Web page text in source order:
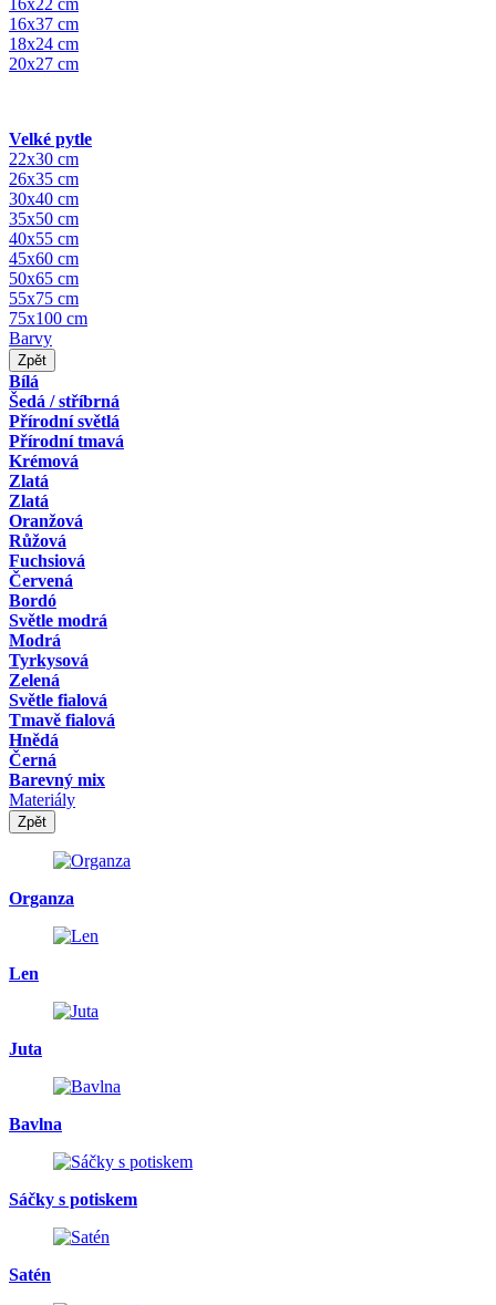
16x22 cm
16x37 cm
18x24 cm
20x27 cm
Velké pytle
22x30 cm
26x35 cm
30x40 cm
35x50 cm
40x55 cm
45x60 cm
50x65 cm
55x75 cm
75x100 cm
Barvy
Zpět
Bílá
Šedá / stříbrná
Přírodní světlá
Přírodní tmavá
Krémová
Zlatá
Zlatá
Oranžová
Růžová
Fuchsiová
Červená
Bordó
Světle modrá
Modrá
Tyrkysová
Zelená
Světle fialová
Tmavě fialová
Hnědá
Černá
Barevný mix
Materiály
Zpět
Organza
Len
Juta
Bavlna
Sáčky s potiskem
Satén